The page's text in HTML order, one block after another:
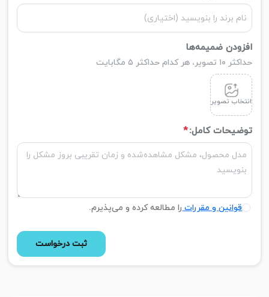
افزودن ضمیمه‌ها
حداکثر ۱۰ تصویر، هر کدام حداکثر ۵ مگابایت
انتخاب تصویر
توضیحات کامل:*
قوانین و مقرراترا مطالعه کرده و می‌پذیرم.
ثبت درخواست